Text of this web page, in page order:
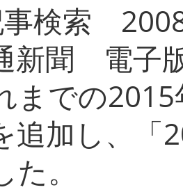
検索
新聞 電子
までの
追加し、「
まし